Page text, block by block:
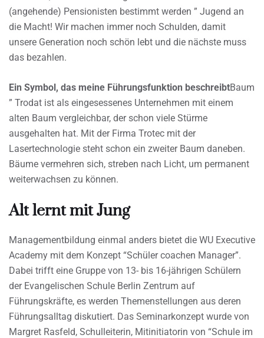
(angehende) Pensionisten bestimmt werden ” Jugend an
die Macht! Wir machen immer noch Schulden, damit
unsere Generation noch schön lebt und die nächste muss
das bezahlen.
Ein Symbol, das meine Führungsfunktion beschreibtBaum
” Trodat ist als eingesessenes Unternehmen mit einem
alten Baum vergleichbar, der schon viele Stürme
ausgehalten hat. Mit der Firma Trotec mit der
Lasertechnologie steht schon ein zweiter Baum daneben.
Bäume vermehren sich, streben nach Licht, um permanent
weiterwachsen zu können.
Alt lernt mit Jung
Managementbildung einmal anders bietet die WU Executive
Academy mit dem Konzept “Schüler coachen Manager”.
Dabei trifft eine Gruppe von 13- bis 16-jährigen Schülern
der Evangelischen Schule Berlin Zentrum auf
Führungskräfte, es werden Themenstellungen aus deren
Führungsalltag diskutiert. Das Seminarkonzept wurde von
Margret Rasfeld, Schulleiterin, Mitinitiatorin von “Schule im